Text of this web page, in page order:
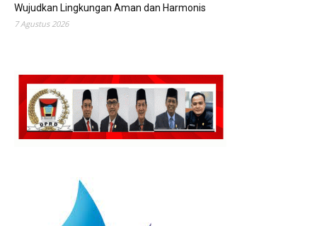
Wujudkan Lingkungan Aman dan Harmonis
7 Agustus 2026